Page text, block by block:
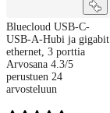
Bluecloud USB-C-
USB-A-Hubi ja gigabit
ethernet, 3 porttia
Arvosana 4.3/5
perustuen 24
arvosteluun